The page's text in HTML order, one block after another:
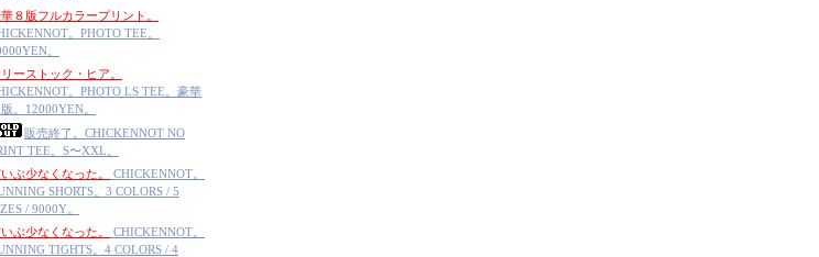
８版フルカラープリント。
。PHOTO TEE。
。
ーストック・ヒア。
。PHOTO LS TEE。豪華
版。12000YEN。
販売終了。CHICKENNOT NO
TEE。S〜XXL。
ぶ少なくなった。
CHICKENNOT。
SHORTS。3 COLORS / 5
/ 9000Y。
ぶ少なくなった。
CHICKENNOT。
TIGHTS。4 COLORS / 4